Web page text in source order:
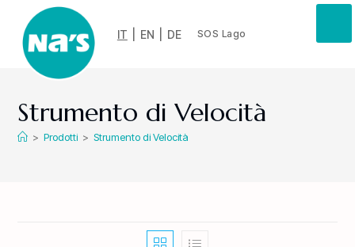
IT EN DE SOS Lago
Strumento di Velocità
> Prodotti > Strumento di Velocità